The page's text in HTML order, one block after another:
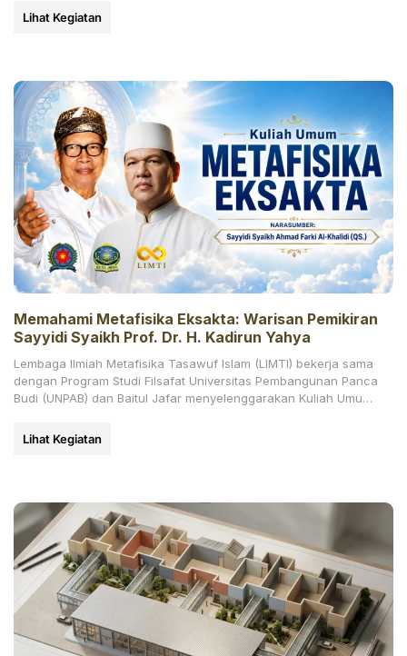
Lihat Kegiatan
Memahami Metafisika Eksakta: Warisan Pemikiran
Sayyidi Syaikh Prof. Dr. H. Kadirun Yahya
Lembaga Ilmiah Metafisika Tasawuf Islam (LIMTI) bekerja sama
dengan Program Studi Filsafat Universitas Pembangunan Panca
Budi (UNPAB) dan Baitul Jafar menyelenggarakan Kuliah Umum
Lihat Kegiatan